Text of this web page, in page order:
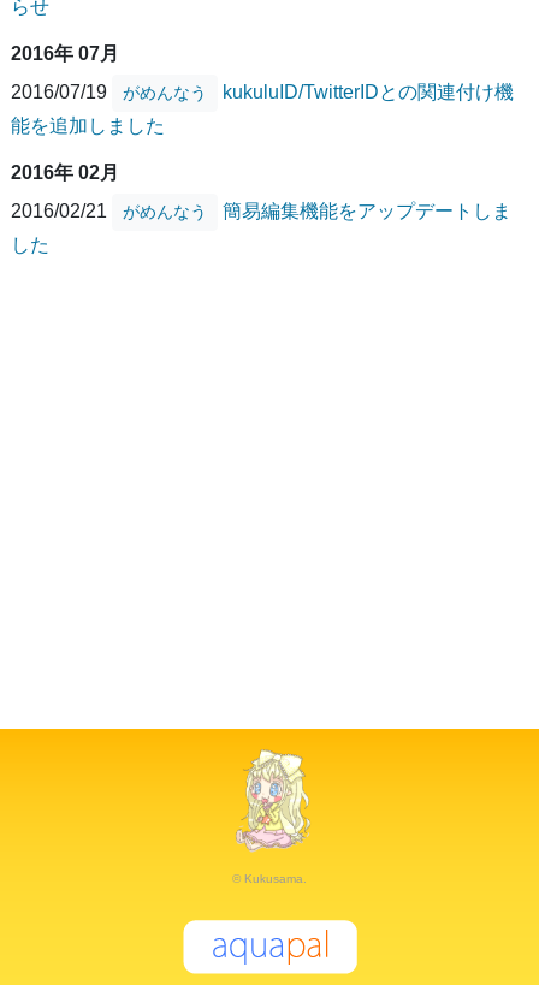
らせ
2016年 07月
2016/07/19
がめんなう
kukuluID/TwitterIDとの関連付け機
能を追加しました
2016年 02月
2016/02/21
がめんなう
簡易編集機能をアップデートしま
した
© Kukusama.